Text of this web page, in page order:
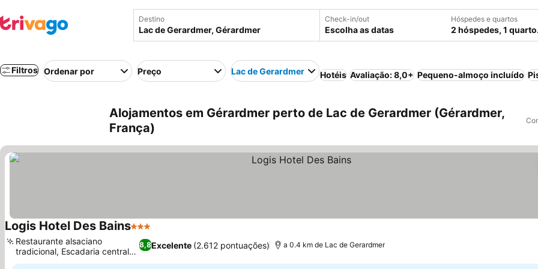
Destino Check-in/out
Escolha as datas
Hóspedes e quartos
2 hóspedes, 1 quarto.
Filtros Ordenar por Preço Lac de Gerardmer Hotéis Avaliação: 8,0+ Pequeno-almoço incluído
Alojamentos em Gérardmer perto de Lac de Gerardmer (Gérardmer,
França)
Logis Hotel Des Bains3 Estrelas
8,8Excelente (2.612 pontuações)
Restaurante alsaciano
tradicional, Escadaria central
histórica
a 0.4 km de Lac de Gerardmer